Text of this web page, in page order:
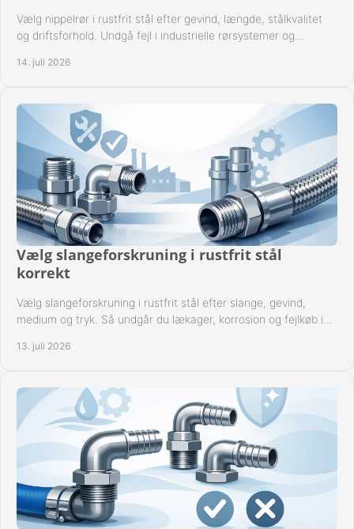
Vælg nippelrør i rustfrit stål efter gevind, længde, stålkvalitet
og driftsforhold. Undgå fejl i industrielle rørsystemer og
14. juli 2026
Vælg slangeforskruning i rustfrit stål
korrekt
Vælg slangeforskruning i rustfrit stål efter slange, gevind,
medium og tryk. Så undgår du lækager, korrosion og fejlkøb i
13. juli 2026